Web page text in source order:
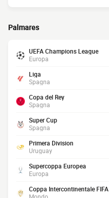
Palmares
UEFA Champions League
Europa
Liga
Spagna
Copa del Rey
Spagna
Super Cup
Spagna
Primera Division
Uruguay
Supercoppa Europea
Europa
Coppa Intercontinentale FIFA